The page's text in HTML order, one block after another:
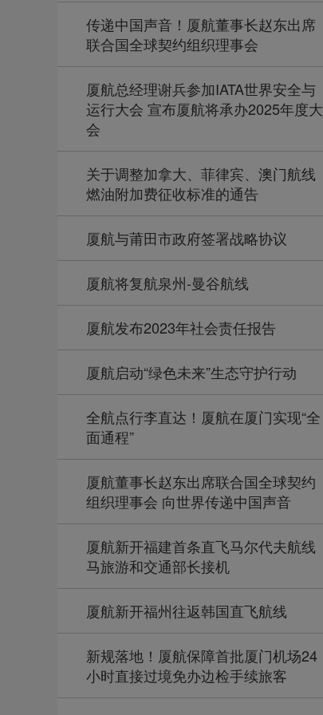
传递中国声音！厦航董事长赵东出席
联合国全球契约组织理事会
厦航总经理谢兵参加IATA世界安全与
运行大会 宣布厦航将承办2025年度大
会
关于调整加拿大、菲律宾、澳门航线
燃油附加费征收标准的通告
厦航与莆田市政府签署战略协议
厦航将复航泉州-曼谷航线
厦航发布2023年社会责任报告
厦航启动“绿色未来”生态守护行动
全航点行李直达！厦航在厦门实现“全
面通程”
厦航董事长赵东出席联合国全球契约
组织理事会 向世界传递中国声音
厦航新开福建首条直飞马尔代夫航线
马旅游和交通部长接机
厦航新开福州往返韩国直飞航线
新规落地！厦航保障首批厦门机场24
小时直接过境免办边检手续旅客